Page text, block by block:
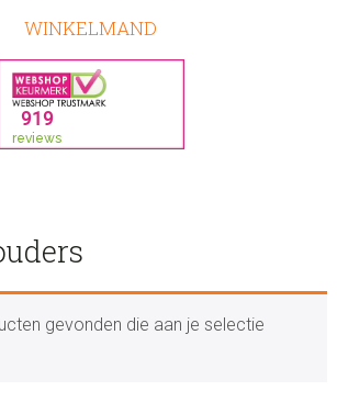
WINKELMAND
gevonden die aan je selectie